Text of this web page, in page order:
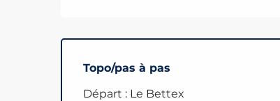
Topo/pas à pas
Départ : Le Bettex